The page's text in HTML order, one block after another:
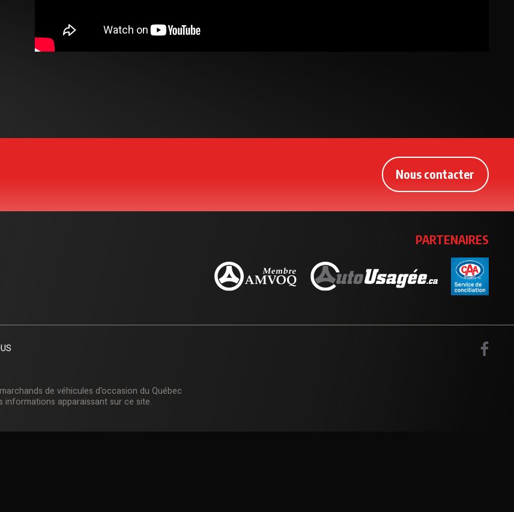
Nous contacter
PARTENAIRES
de véhicules d'occasion du Québec
informations apparaissant sur ce site.